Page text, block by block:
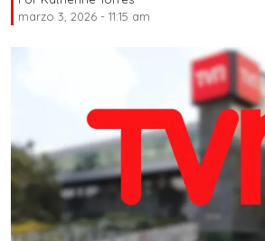
marzo 3, 2026 - 11:15 am